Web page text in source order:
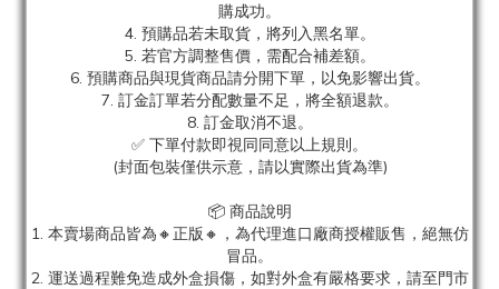
購成功。
4. 預購品若未取貨，將列入黑名單。
5. 若官方調整售價，需配合補差額。
6. 預購商品與現貨商品請分開下單，以免影響出貨。
7. 訂金訂單若分配數量不足，將全額退款。
8. 訂金取消不退。
✅ 下單付款即視同同意以上規則。
(封面包裝僅供示意，請以實際出貨為準)
📦 商品說明
1. 本賣場商品皆為🔸正版🔸，為代理進口廠商授權販售，絕無仿
冒品。
2. 運送過程難免造成外盒損傷，如對外盒有嚴格要求，請至門市